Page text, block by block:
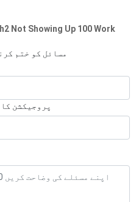
Not Showing Up 100 Work
مسائل کو ختم
پروجیکشن